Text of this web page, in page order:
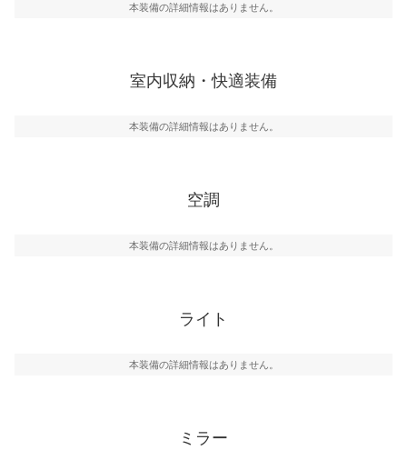
本装備の詳細情報はありません。
室内収納・快適装備
本装備の詳細情報はありません。
空調
本装備の詳細情報はありません。
ライト
本装備の詳細情報はありません。
ミラー